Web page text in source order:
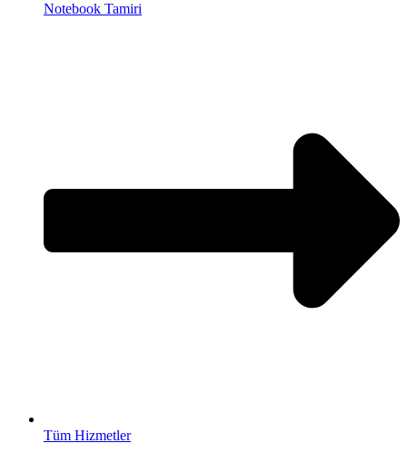
Notebook Tamiri
Tüm Hizmetler